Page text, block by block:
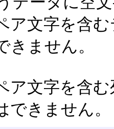
ア文字を含
きません。
ア文字を含
できません。